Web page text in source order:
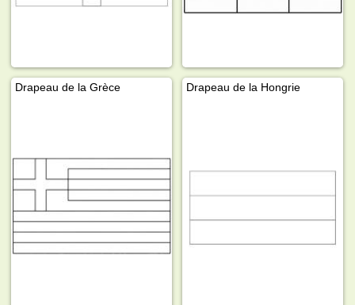
Drapeau de la Grèce Drapeau de la Hongrie